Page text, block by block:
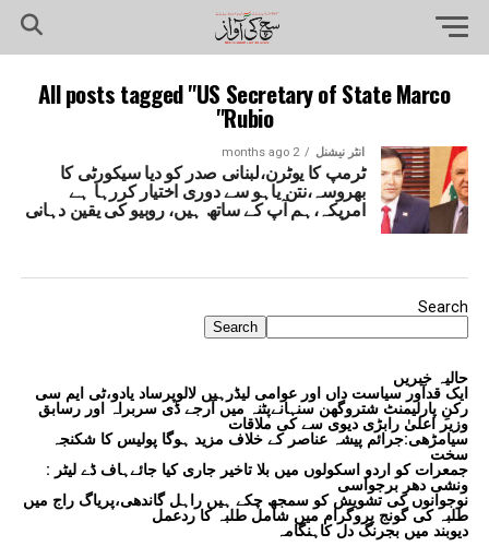
All posts tagged "US Secretary of State Marco
Rubio"
انٹر نیشنل 2 months ago
ٹرمپ کا یوٹرن،لبنانی صدر کو دیا سیکورٹی کا
بھروسہ،نتن یاہو سے دوری اختیار کررہا ہے
امریکہ،ہم آپ کے ساتھ ہیں، روبیو کی یقین دہانی
Search
Search
حالیہ خبریں
ایک قدآور سیاست داں اور عوامی لیڈرہیں لالوپرساد یادو،ٹی ایم سی
رکنِ پارلیمنٹ شتروگھن سنہانےپٹنہ میں آرجے ڈی سربراہ اور رسابق
وزیر اعلیٰ رابڑی دیوی سے کی ملاقات
سیامڑھی:جرائم پیشہ عناصر کے خلاف مزید ہوگا پولیس کا شکنجہ
سخت
جمعرات کو اردو اسکولوں میں بلا تاخیر جاری کیا جائےہاف ڈے لیٹر :
ونشی دھر برجواسی
نوجوانوں کی تشویش کو سمجھ چکے ہیں راہل گاندھی،پریاگ راج میں
طلبہ کی گونج پروگرام میں شامل طلبہ کا ردعمل
دیوبند میں بجرنگ دل کاہنگامہ